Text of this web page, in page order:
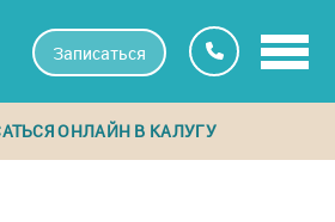
Записаться
ОНЛАЙН В КАЛУГУ